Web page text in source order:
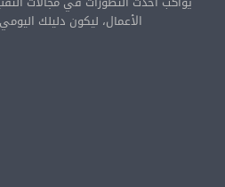
الأعمال، ليكون دليلك